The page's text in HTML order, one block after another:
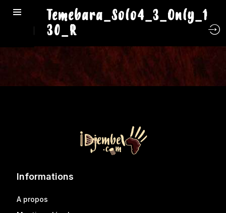
Temebara_Solo4_3_Only_1
30_R
Informations
A propos